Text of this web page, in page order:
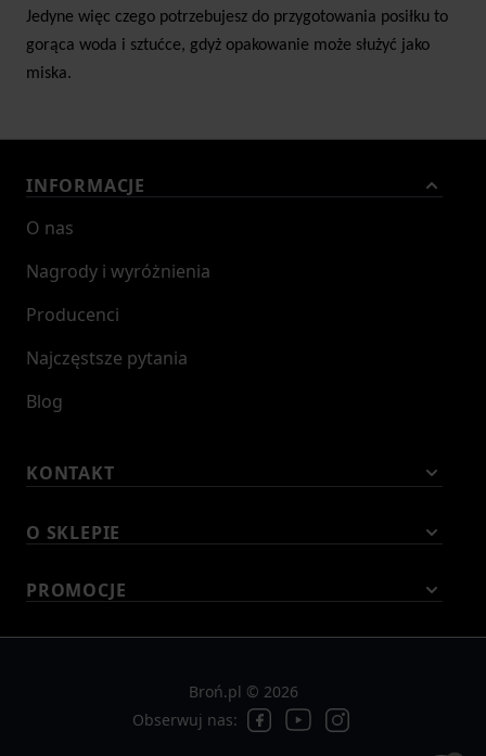
Jedyne więc czego potrzebujesz do przygotowania posiłku to
gorąca woda i sztućce, gdyż opakowanie może służyć jako
miska.
INFORMACJE
O nas
Nagrody i wyróżnienia
Producenci
Najczęstsze pytania
Blog
KONTAKT
O SKLEPIE
PROMOCJE
Broń.pl © 2026
Obserwuj nas: